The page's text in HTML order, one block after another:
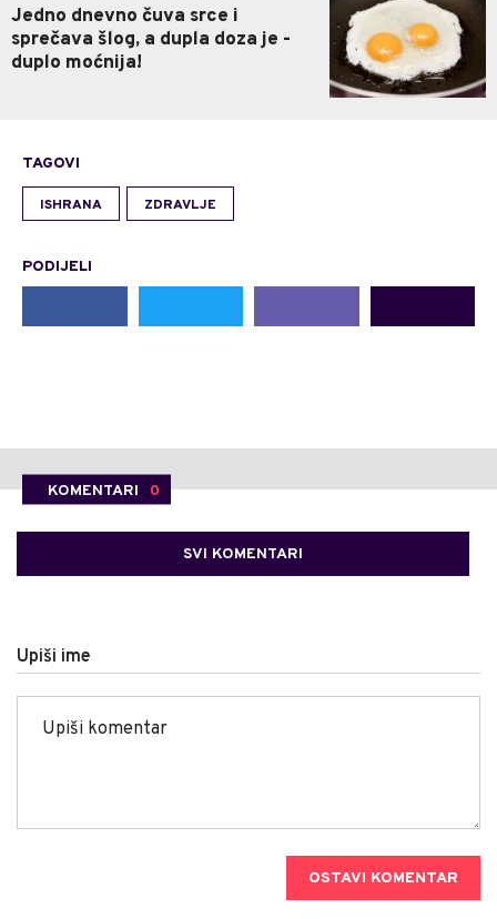
Jedno dnevno čuva srce i
sprečava šlog, a dupla doza je -
duplo moćnija!
TAGOVI
ISHRANA ZDRAVLJE
PODIJELI
KOMENTARI 0
SVI KOMENTARI
Upiši ime
OSTAVI KOMENTAR